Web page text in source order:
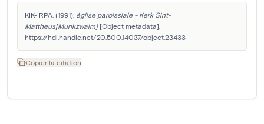
KIK-IRPA. (1991). église paroissiale - Kerk Sint-
Mattheus[Munkzwalm] [Object metadata].
https://hdl.handle.net/20.500.14037/object.23433
Copier la citation